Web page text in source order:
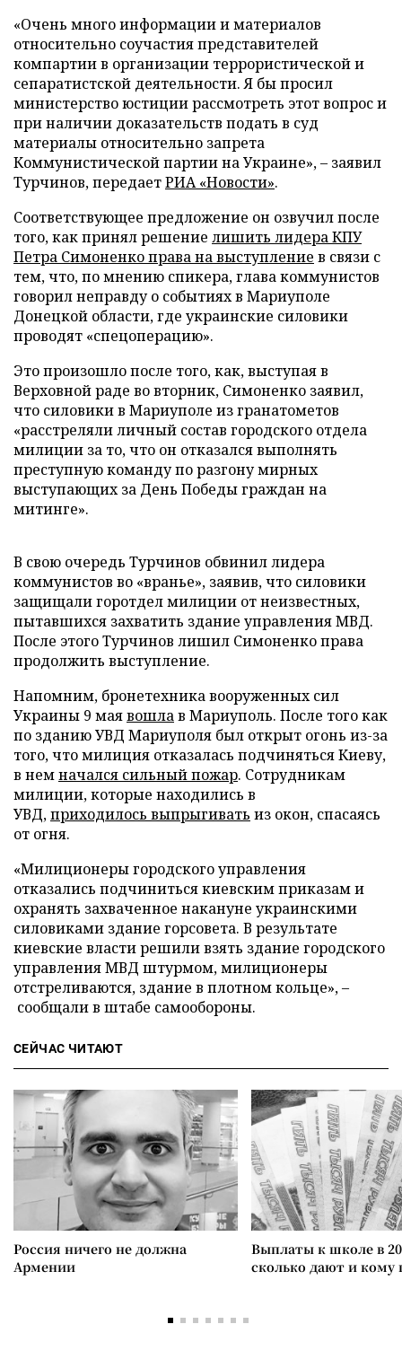
«Очень много информации и материалов
относительно соучастия представителей
компартии в организации террористической и
сепаратистской деятельности. Я бы просил
министерство юстиции рассмотреть этот вопрос и
при наличии доказательств подать в суд
материалы относительно запрета
Коммунистической партии на Украине», – заявил
Турчинов, передаетРИА «Новости».
Соответствующее предложение он озвучил после
того, как принял решение лишить лидера КПУ
Петра Симоненко права на выступление в связи с
тем, что, по мнению спикера, глава коммунистов
говорил неправду о событиях в Мариуполе
Донецкой области, где украинские силовики
проводят «спецоперацию».
Это произошло после того, как, выступая в
Верховной раде во вторник, Симоненко заявил,
что силовики в Мариуполе из гранатометов
«расстреляли личный состав городского отдела
милиции за то, что он отказался выполнять
преступную команду по разгону мирных
выступающих за День Победы граждан на
митинге».
В свою очередь Турчинов обвинил лидера
коммунистов во «вранье», заявив, что силовики
защищали горотдел милиции от неизвестных,
пытавшихся захватить здание управления МВД.
После этого Турчинов лишил Симоненко права
продолжить выступление.
Напомним, бронетехника вооруженных сил
Украины 9 маявошлав Мариуполь. После того как
по зданию УВД Мариуполя был открыт огонь из-за
того, что милиция отказалась подчиняться Киеву,
в немначался сильный пожар. Сотрудникам
милиции, которые находились в
УВД,приходилось выпрыгивать из окон, спасаясь
от огня.
«Милиционеры городского управления
отказались подчиниться киевским приказам и
охранять захваченное накануне украинскими
силовиками здание горсовета. В результате
киевские власти решили взять здание городского
управления МВД штурмом, милиционеры
отстреливаются, здание в плотном кольце», –
сообщали в штабе самообороны.
СЕЙЧАС ЧИТАЮТ
Россия ничего не должна
Армении
Выплаты к школе в
сколько дают и